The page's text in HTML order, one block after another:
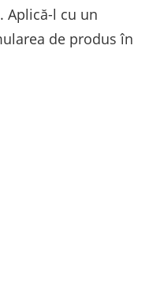
Aplică-l cu un
de produs în